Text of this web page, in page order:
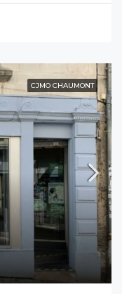
CJMO CHAUMONT